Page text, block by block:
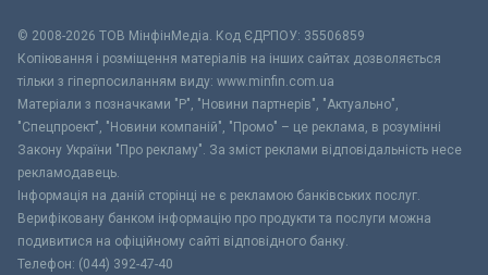
© 2008-2026 ТОВ МiнфiнМедiа. Код ЄДРПОУ: 35506859
Копіювання і розміщення матеріалів на інших сайтах дозволяється
тільки з гіперпосиланням виду: www.minfin.com.ua
Матеріали з позначками "Р", "Новини партнерів", "Актуально",
"Спецпроект", "Новини компаній", "Промо" – це реклама, в розумінні
Закону України "Про рекламу". За зміст реклами відповідальність несе
рекламодавець.
Інформація на даній сторінці не є рекламою банківських послуг.
Верифіковану банком інформацію про продукти та послуги можна
подивитися на офіційному сайті відповідного банку.
Телефон: (044) 392-47-40